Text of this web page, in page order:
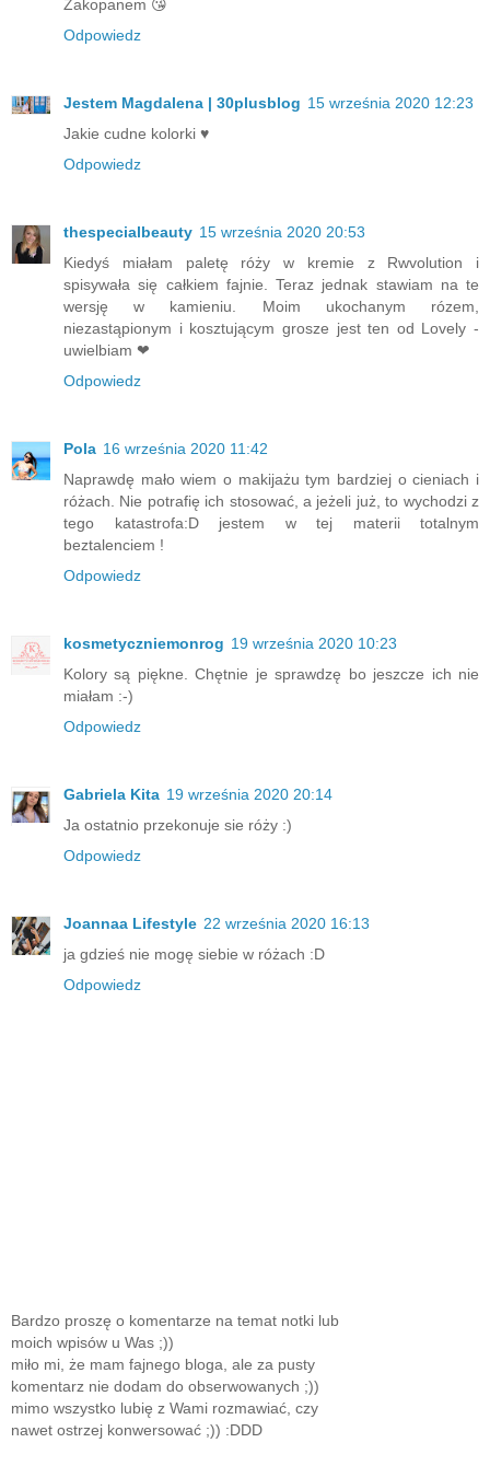
Zakopanem 😘
Odpowiedz
Jestem Magdalena | 30plusblog 15 września 2020 12:23
Jakie cudne kolorki ♥
Odpowiedz
thespecialbeauty 15 września 2020 20:53
Kiedyś miałam paletę róży w kremie z Rwvolution i
spisywała się całkiem fajnie. Teraz jednak stawiam na te
wersję w kamieniu. Moim ukochanym rózem,
niezastąpionym i kosztującym grosze jest ten od Lovely -
uwielbiam ❤
Odpowiedz
Pola 16 września 2020 11:42
Naprawdę mało wiem o makijażu tym bardziej o cieniach i
różach. Nie potrafię ich stosować, a jeżeli już, to wychodzi z
tego katastrofa:D jestem w tej materii totalnym
beztalenciem !
Odpowiedz
kosmetyczniemonrog 19 września 2020 10:23
Kolory są piękne. Chętnie je sprawdzę bo jeszcze ich nie
miałam :-)
Odpowiedz
Gabriela Kita 19 września 2020 20:14
Ja ostatnio przekonuje sie róży :)
Odpowiedz
Joannaa Lifestyle 22 września 2020 16:13
ja gdzieś nie mogę siebie w różach :D
Odpowiedz
Bardzo proszę o komentarze na temat notki lub
moich wpisów u Was ;))
miło mi, że mam fajnego bloga, ale za pusty
komentarz nie dodam do obserwowanych ;))
mimo wszystko lubię z Wami rozmawiać, czy
nawet ostrzej konwersować ;)) :DDD